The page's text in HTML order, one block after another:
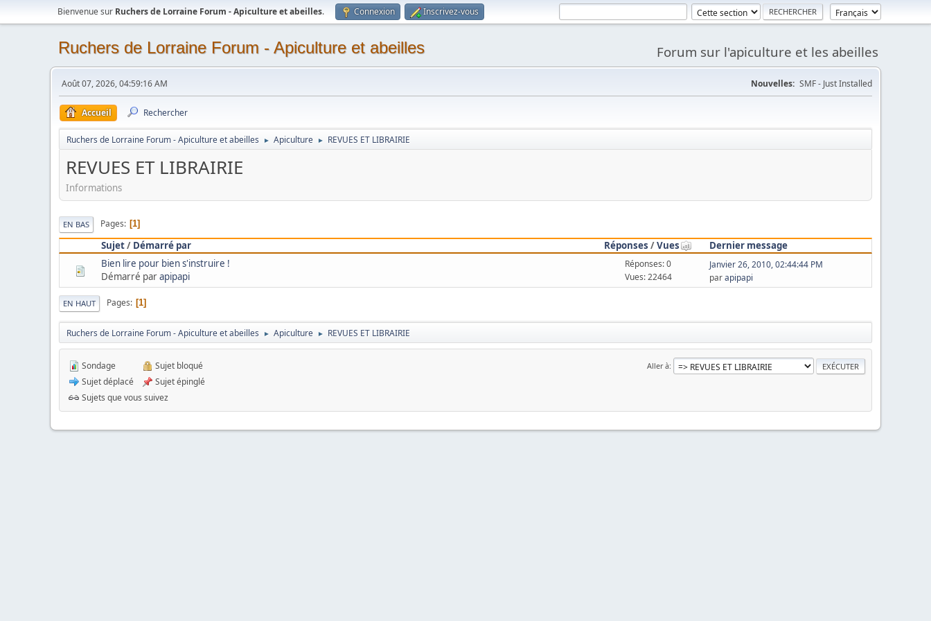
Bienvenue sur Ruchers de Lorraine Forum - Apiculture et abeilles. Connexion Inscrivez-vous
Ruchers de Lorraine Forum - Apiculture et abeilles Forum sur l'apiculture et les abeilles
Août 07, 2026, 04:59:16 AM Nouvelles: SMF - Just Installed
Accueil Rechercher
Ruchers de Lorraine Forum - Apiculture et abeilles ► Apiculture ► REVUES ET LIBRAIRIE
REVUES ET LIBRAIRIE
Informations
EN BAS Pages 1
Sujet/ Démarré par Réponses /Vues
Dernier message
Bien lire pour bien s'instruire !
Démarré parapipapi
Réponses: 0
Vues: 22464
Janvier 26, 2010, 02:44:44 PM
parapipapi
EN HAUT Pages 1
Ruchers de Lorraine Forum - Apiculture et abeilles ► Apiculture ► REVUES ET LIBRAIRIE
Aller à
Sondage
Sujet déplacé
Sujet bloqué
Sujet épinglé
Sujets que vous suivez